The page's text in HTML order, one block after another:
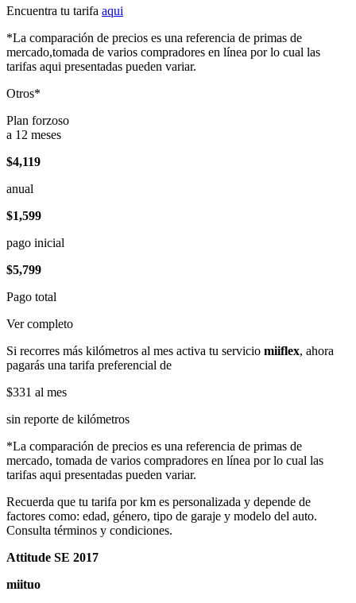
Encuentra tu tarifa aqui
*La comparación de precios es una referencia de primas de
mercado,tomada de varios compradores en línea por lo cual las
tarifas aqui presentadas pueden variar.
Otros*
Plan forzoso
a 12 meses
$4,119
anual
$1,599
pago inicial
$5,799
Pago total
Ver completo
Si recorres más kilómetros al mes activa tu servicio miiflex, ahora
pagarás una tarifa preferencial de
$331 al mes
sin reporte de kilómetros
*La comparación de precios es una referencia de primas de
mercado, tomada de varios compradores en línea por lo cual las
tarifas aqui presentadas pueden variar.
Recuerda que tu tarifa por km es personalizada y depende de
factores como: edad, género, tipo de garaje y modelo del auto.
Consulta términos y condiciones.
Attitude SE 2017
miituo